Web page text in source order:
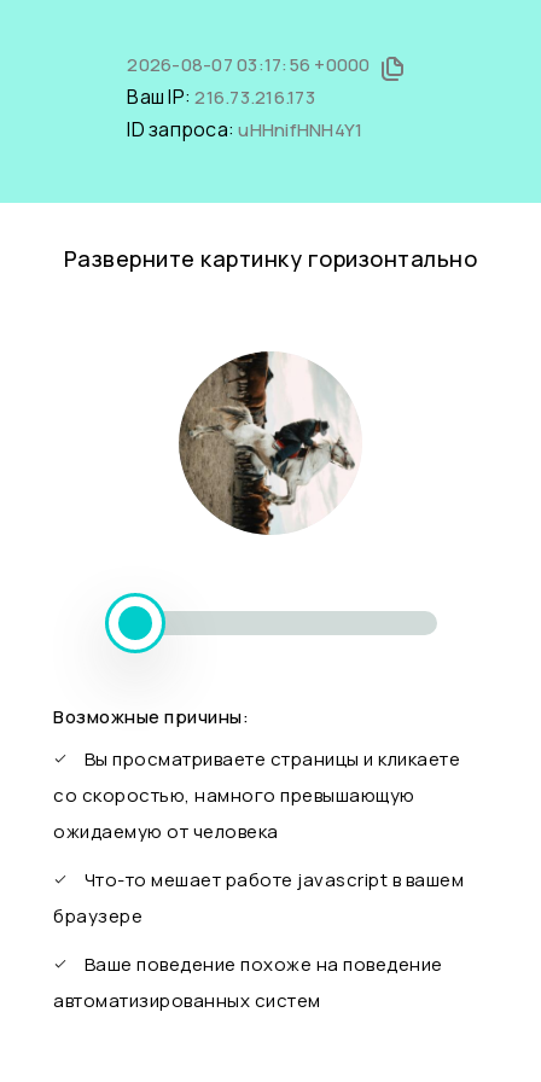
2026-08-07 03:17:56 +0000
Ваш IP:216.73.216.173
ID запроса:uHHnifHNH4Y1
Разверните картинку горизонтально
Возможные причины:
Вы просматриваете страницы и кликаете
со скоростью, намного превышающую
ожидаемую от человека
Что-то мешает работе javascript в вашем
браузере
Ваше поведение похоже на поведение
автоматизированных систем